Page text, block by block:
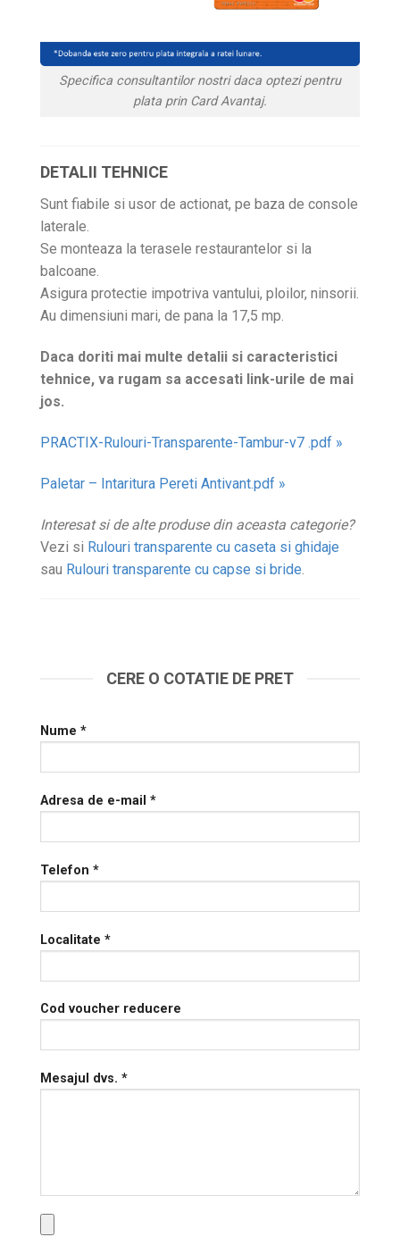
Specifica consultantilor nostri daca optezi pentru
plata prin Card Avantaj.
DETALII TEHNICE
Sunt fiabile si usor de actionat, pe baza de console
laterale.
Se monteaza la terasele restaurantelor si la
balcoane.
Asigura protectie impotriva vantului, ploilor, ninsorii.
Au dimensiuni mari, de pana la 17,5 mp.
Daca doriti mai multe detalii si caracteristici
tehnice, va rugam sa accesati link-urile de mai
jos.
PRACTIX-Rulouri-Transparente-Tambur-v7 .pdf »
Paletar – Intaritura Pereti Antivant.pdf »
Interesat si de alte produse din aceasta categorie?
Vezi si Rulouri transparente cu caseta si ghidaje
sau Rulouri transparente cu capse si bride
CERE O COTATIE DE PRET
Nume *
Adresa de e-mail *
Telefon *
Localitate *
Cod voucher reducere
Mesajul dvs. *